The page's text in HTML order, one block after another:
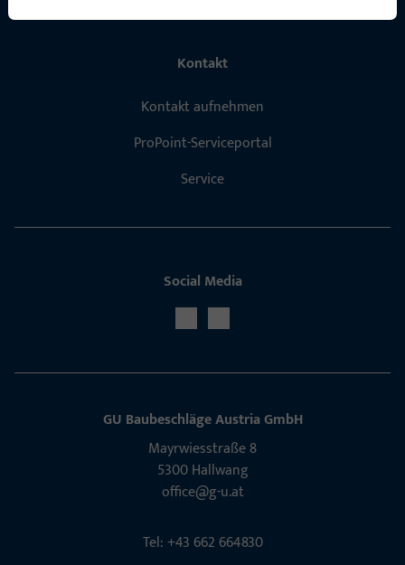
Kontakt
Kontakt aufnehmen
ProPoint-Serviceportal
Service
Social Media
GU Baubeschläge Aus­tria GmbH
Mayrwies­straße 8
5300 Hall­wang
office@g-u.at
Tel: +43 662 664830